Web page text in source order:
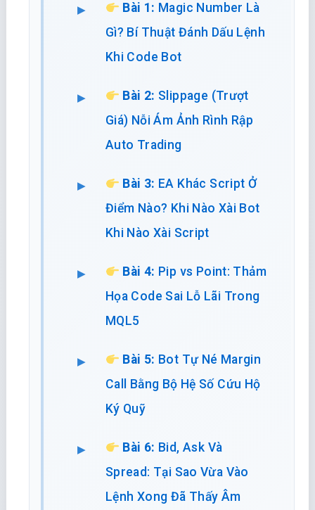
Bài 1: Magic Number Là
Gì? Bí Thuật Đánh Dấu Lệnh
Khi Code Bot
Bài 2: Slippage (Trượt
Giá) Nỗi Ám Ảnh Rình Rập
Auto Trading
Bài 3: EA Khác Script Ở
Điểm Nào? Khi Nào Xài Bot
Khi Nào Xài Script
Bài 4: Pip vs Point: Thảm
Họa Code Sai Lỗ Lãi Trong
MQL5
Bài 5: Bot Tự Né Margin
Call Bằng Bộ Hệ Số Cứu Hộ
Ký Quỹ
Bài 6: Bid, Ask Và
Spread: Tại Sao Vừa Vào
Lệnh Xong Đã Thấy Âm